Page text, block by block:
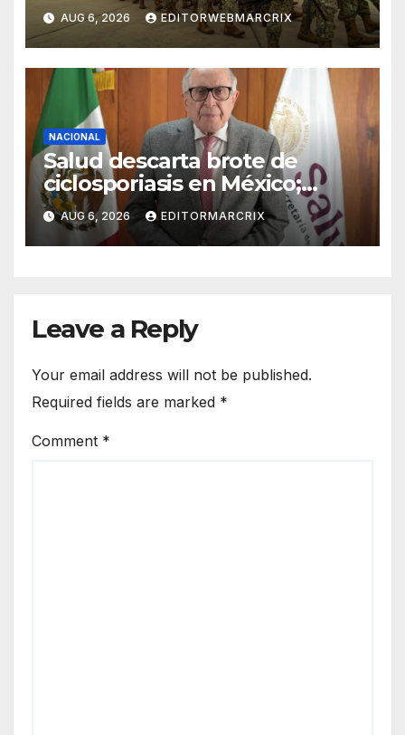
exportaciones de aguacate
AUG 6, 2026 EDITORWEBMARCRIX
NACIONAL
Salud descarta brote de
ciclosporiasis en México;
confirma 33 casos en 13
estados
AUG 6, 2026 EDITORMARCRIX
Leave a Reply
Your email address will not be published.
Required fields are marked *
Comment *